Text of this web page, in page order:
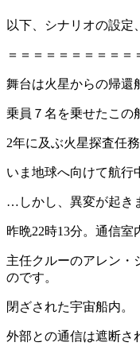
以下、シナリオの設定
＝＝＝＝＝＝＝＝＝＝
舞台は火星からの帰還
乗員７名を乗せたこの
2年に及ぶ火星探査任務
いま地球へ向けて航行
…しかし、異変が起き
昨晩22時13分。通信室
主任クルーのアレン・
のです。
閉ざされた宇宙船内。
外部との通信は遮断さ